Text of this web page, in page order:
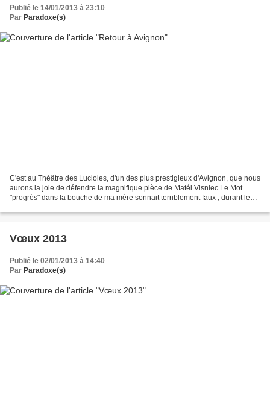
Publié le 14/01/2013 à 23:10
Par Paradoxe(s)
C'est au Théâtre des Lucioles, d'un des plus prestigieux d'Avignon, que nous
aurons la joie de défendre la magnifique pièce de Matéi Visniec Le Mot
"progrès" dans la bouche de ma mère sonnait terriblement faux , durant le
Vœux 2013
Publié le 02/01/2013 à 14:40
Par Paradoxe(s)